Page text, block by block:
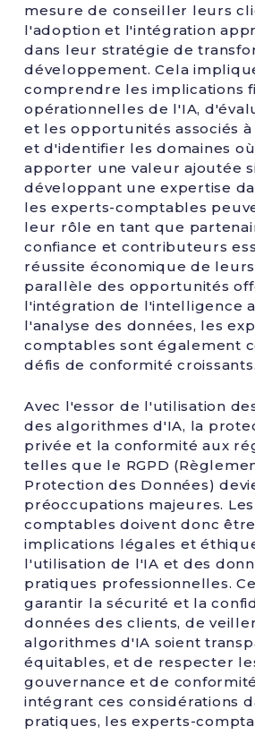
mesure de conseiller leurs
l'adoption et l'intégration
dans leur stratégie de
développement. Cela
comprendre les implications
opérationnelles de l'IA,
et les opportunités associés
et d'identifier les domaines
apporter une valeur ajoutée
développant une expertise
les experts-comptables
leur rôle en tant que
confiance et contributeurs
réussite économique de
parallèle des opportunités
l'intégration de l'intelligence
l'analyse des données, les
comptables sont également
défis de conformité croissants.
Avec l'essor de l'utilisation
des algorithmes d'IA, la
privée et la conformité aux
telles que le RGPD
Protection des Données)
préoccupations majeures.
comptables doivent donc
implications légales et
l'utilisation de l'IA et des
pratiques professionnelles.
garantir la sécurité et la
données des clients, de
algorithmes d'IA soient
équitables, et de respecter
gouvernance et de
intégrant ces considérations
pratiques, les experts-